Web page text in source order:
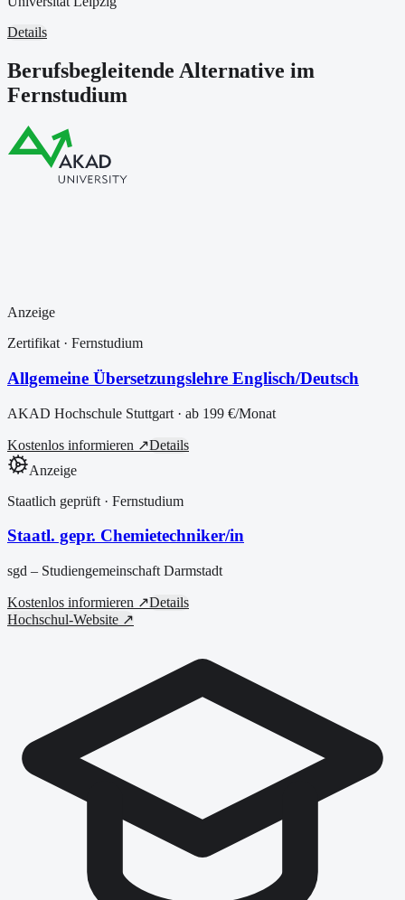
Details
Berufsbegleitende Alternative im
Fernstudium
Anzeige
Zertifikat · Fernstudium
Allgemeine Übersetzungslehre Englisch/Deutsch
AKAD Hochschule Stuttgart · ab 199 €/Monat
Kostenlos informieren ↗Details
Anzeige
Staatlich geprüft · Fernstudium
Staatl. gepr. Chemietechniker/in
sgd – Studiengemeinschaft Darmstadt
Kostenlos informieren ↗Details
Hochschul-Website ↗